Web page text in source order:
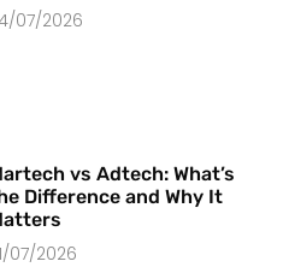
07/2026
vs Adtech: What’s
Difference and Why It
07/2026